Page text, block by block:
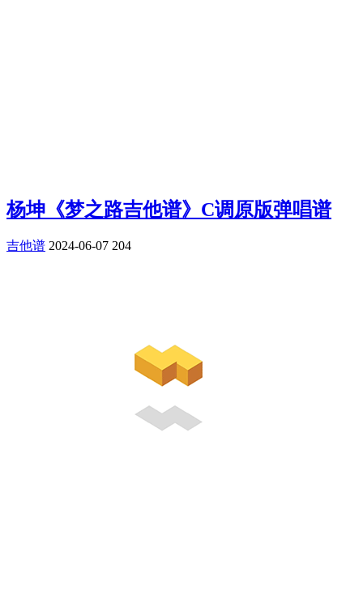
杨坤《梦之路吉他谱》C调原版弹唱谱
吉他谱 2024-06-07 204